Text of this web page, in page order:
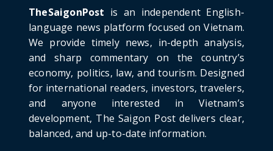
Project: An Analysi...
June 21, 2026
HOTNEWS
Detailed Analysis of the Cooling-off Period
Law in Timeshare...
June 21, 2026
HOTNEWS
Prime Minister Lê Minh Hưng’s Visit to
Russia: A New Step Fo...
TheSaigonPost is an independent English-
language news platform focused on Vietnam.
We provide timely news, in-depth analysis,
and sharp commentary on the country’s
economy, politics, law, and tourism. Designed
for international readers, investors, travelers,
and anyone interested in Vietnam’s
development, The Saigon Post delivers clear,
balanced, and up-to-date information.